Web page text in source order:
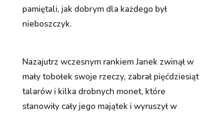
pamiętali, jak dobrym dla każdego był
nieboszczyk.
Nazajutrz wczesnym rankiem Janek zwinął w
mały tobołek swoje rzeczy, zabrał pięćdziesiąt
talarów i kilka drobnych monet, które
stanowiły cały jego majątek i wyruszył w